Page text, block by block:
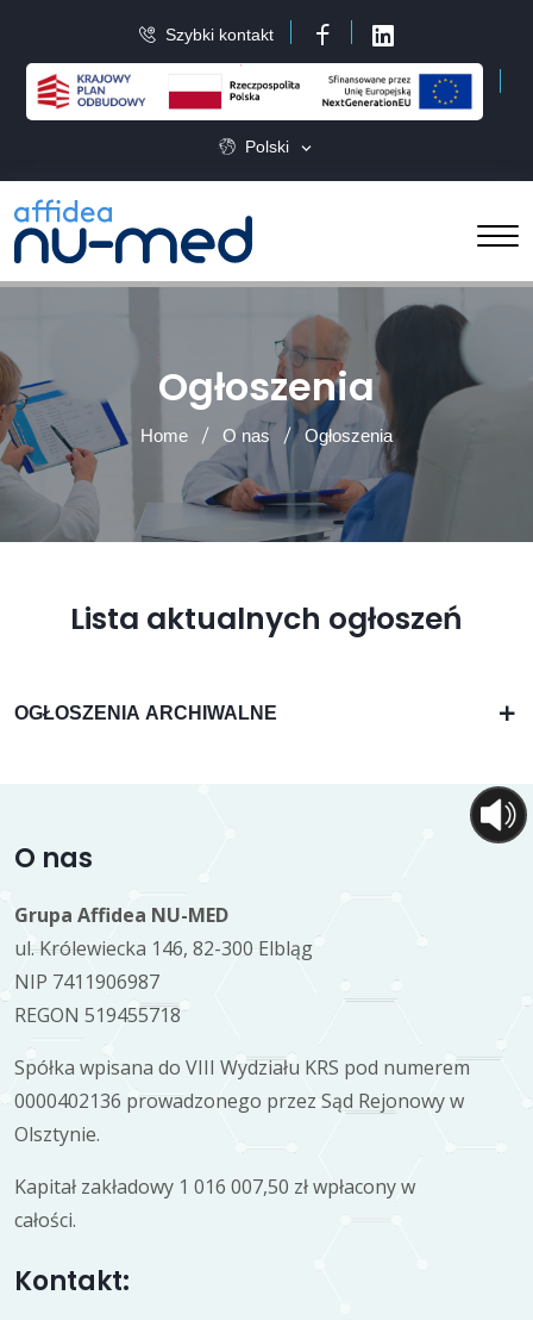
Szybki kontakt
Polski
Ogłoszenia
Home O nas Ogłoszenia
Lista aktualnych ogłoszeń
OGŁOSZENIA ARCHIWALNE
O nas
Grupa Affidea NU-MED
ul. Królewiecka 146, 82-300 Elbląg
NIP 7411906987
REGON 519455718
Spółka wpisana do VIII Wydziału KRS pod numerem
0000402136 prowadzonego przez Sąd Rejonowy w
Olsztynie.
Kapitał zakładowy 1 016 007,50 zł wpłacony w
całości.
Kontakt: